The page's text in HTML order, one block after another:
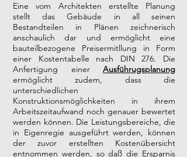
Eine vom Architekten erstellte Planung
stellt das Gebäude in all seinen
Bestandteilen in Plänen zeichnerisch
anschaulich dar und ermöglicht eine
bauteilbezogene Preisermitllung in Form
einer Kostentabelle nach DIN 276. Die
Anfertigung einer Ausführugsplanung
ermöglicht zudem, dass die
unterschiedlichen
Konstruktionsmöglichkeiten in ihrem
Arbeitszeitaufwand noch genauer bewertet
werden können. Die Leistungsbereiche, die
in Eigenregie ausgeführt werden, können
der zuvor erstellten Kostenübersicht
entnommen werden, so daß die Ersparnis